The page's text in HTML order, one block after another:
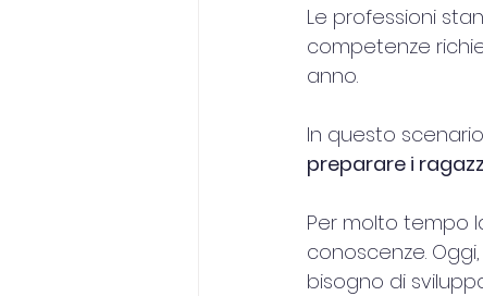
Le professioni
competenze
anno.
In questo
preparare i
Per molto tempo
conoscenze.
bisogno di